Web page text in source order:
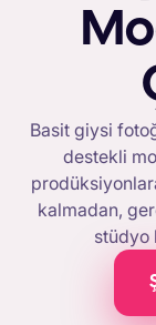
Basit giysi
destekli
kalmadan,
stüdyo